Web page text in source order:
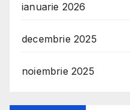
ianuarie 2026
decembrie 2025
noiembrie 2025